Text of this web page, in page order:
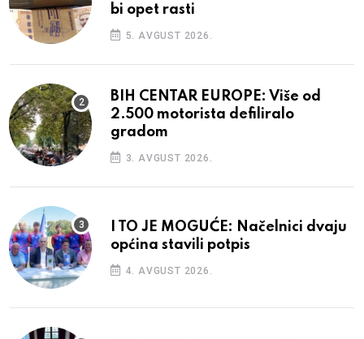
bi opet rasti
5. AVGUST 2026.
BIH CENTAR EUROPE: Više od
2.500 motorista defiliralo
gradom
3. AVGUST 2026.
I TO JE MOGUĆE: Načelnici dvaju
općina stavili potpis
4. AVGUST 2026.